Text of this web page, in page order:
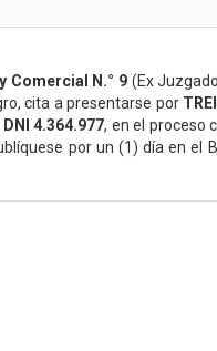
Comercial N.° 9 (Ex
cita a presentarse por
DNI 4.364.977, en el proceso
por un (1) día en el